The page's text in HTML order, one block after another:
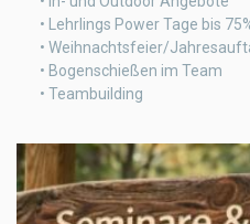
• Lehrlings Power Tage bis
• Weihnachtsfeier/
• Bogenschießen im Team
• Teambuilding